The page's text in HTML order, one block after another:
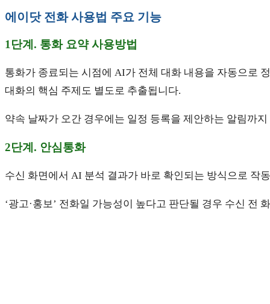
에이닷 전화 사용법 주요 기능
1단계. 통화 요약 사용방법
통화가 종료되는 시점에 AI가 전체 대화 내용을 자동으로
대화의 핵심 주제도 별도로 추출됩니다.
약속 날짜가 오간 경우에는 일정 등록을 제안하는 알림까
2단계. 안심통화
수신 화면에서 AI 분석 결과가 바로 확인되는 방식으로 작
‘광고·홍보’ 전화일 가능성이 높다고 판단될 경우 수신 전